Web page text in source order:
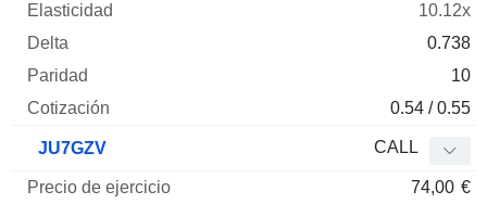
10.12x
0.738
10
0.54 / 0.55
JU7GZV CALL
74,00 €